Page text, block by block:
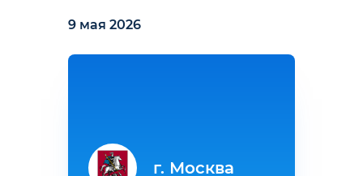
9 мая 2026
г. Москва